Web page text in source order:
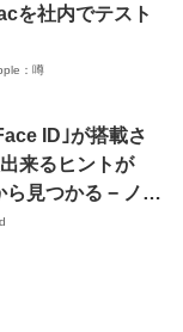
を社内でテスト
：噂
ID｣が搭載さ
来るヒントが
ら見つかる − ノッ
も